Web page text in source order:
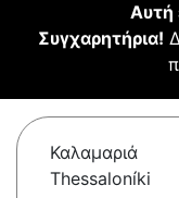
Αυτή
Συγχαρητήρια!
Καλαμαριά
Thessaloníki